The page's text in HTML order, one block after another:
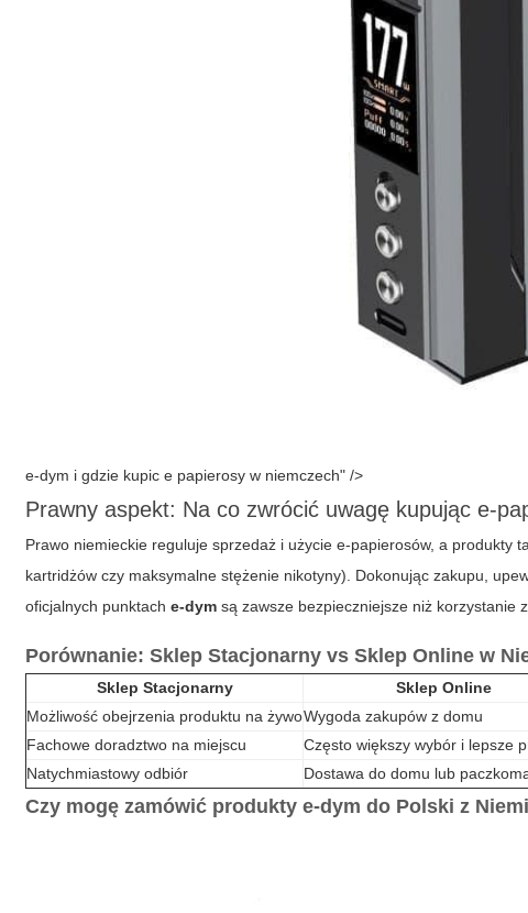
e-dym i gdzie kupic e papierosy w niemczech" />
Prawny aspekt: Na co zwrócić uwagę kupując e-
Prawo niemieckie reguluje sprzedaż i użycie e-papierosów, a produkty
kartridżów czy maksymalne stężenie nikotyny). Dokonując zakupu,
oficjalnych punktache-dym są zawsze bezpieczniejsze niż korzystanie
Porównanie: Sklep Stacjonarny vs Sklep Online w
Sklep Stacjonarny
Sklep Online
Możliwość obejrzenia produktu na żywoWygoda zakupów z domu
Fachowe doradztwo na miejscu
Często większy wybór i lepsze
Natychmiastowy odbiór
Dostawa do domu lub
Czy mogę zamówić produktye-dym do Polski z